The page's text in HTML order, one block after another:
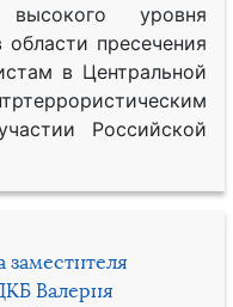
высокого уровня
пресечения
в Центральной
Российской
заместителя
Валерия